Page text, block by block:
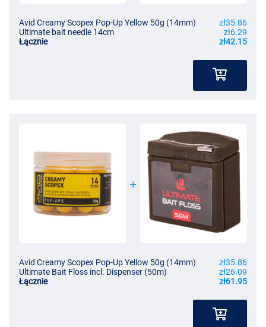
Avid Creamy Scopex Pop-Up Yellow 50g (14mm)
zł35.86
Ultimate bait needle 14cm
zł6.29
Łącznie
zł42.15
Avid Creamy Scopex Pop-Up Yellow 50g (14mm)
zł35.86
Ultimate Bait Floss incl. Dispenser (50m)
zł26.09
Łącznie
zł61.95